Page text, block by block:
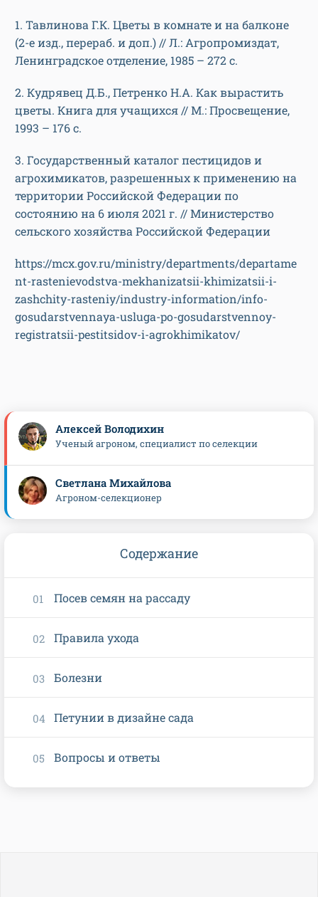
1. Тавлинова Г.К. Цветы в комнате и на балконе
(2-е изд., перераб. и доп.) // Л.: Агропромиздат,
Ленинградское отделение, 1985 – 272 с.
2. Кудрявец Д.Б., Петренко Н.А. Как вырастить
цветы. Книга для учащихся // М.: Просвещение,
1993 – 176 с.
3. Государственный каталог пестицидов и
агрохимикатов, разрешенных к применению на
территории Российской Федерации по
состоянию на 6 июля 2021 г. // Министерство
сельского хозяйства Российской Федерации
https://mcx.gov.ru/ministry/departments/departame
nt-rastenievodstva-mekhanizatsii-khimizatsii-i-
zashchity-rasteniy/industry-information/info-
gosudarstvennaya-usluga-po-gosudarstvennoy-
registratsii-pestitsidov-i-agrokhimikatov/
Алексей Володихин
Ученый агроном, специалист по селекции
Светлана Михайлова
Агроном-селекционер
Содержание
Посев семян на рассаду
Правила ухода
Болезни
Петунии в дизайне сада
Вопросы и ответы